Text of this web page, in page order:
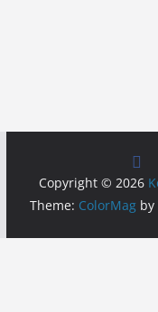
Copyright © 2026
Theme: ColorMagby